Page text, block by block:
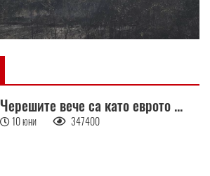
Черешите вече са като еврото ...
10 юни 347400